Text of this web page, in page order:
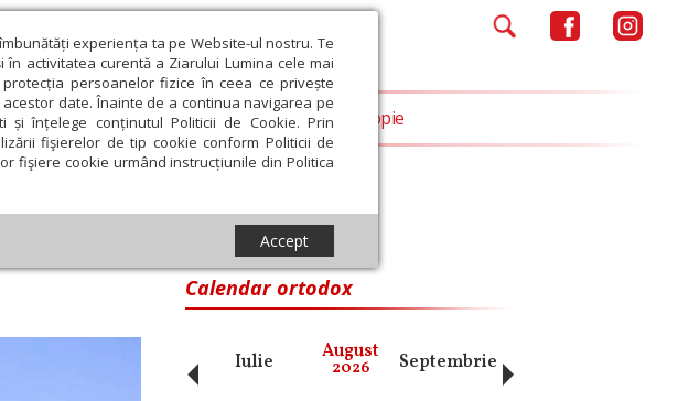
experiența ta pe Website-ul nostru. Te
activitatea curentă a Ziarului Lumina cele mai
persoanelor fizice în ceea ce privește
date. Înainte de a continua navigarea pe
înțelege conținutul Politicii de Cookie. Prin
fişierelor de tip cookie conform Politicii de
fişiere cookie urmând instrucțiunile din Politica
Accept
Cultură Societate Opinii Filantropie
Calendar ortodox
Iulie August
2026 Septembrie Octombrie
‹